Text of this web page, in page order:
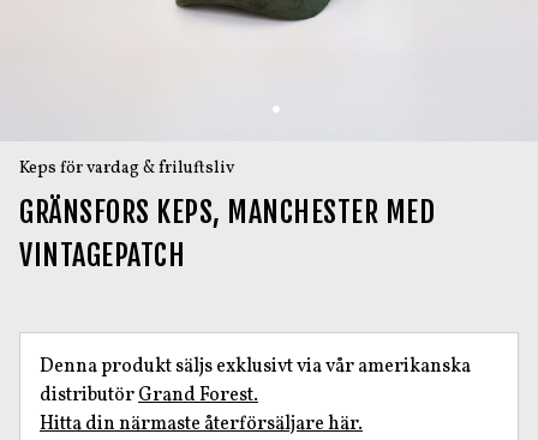
Keps för vardag & friluftsliv
GRÄNSFORS KEPS, MANCHESTER MED
VINTAGEPATCH
Denna produkt säljs exklusivt via vår amerikanska
distributörGrand Forest.
Hitta din närmaste återförsäljare här.